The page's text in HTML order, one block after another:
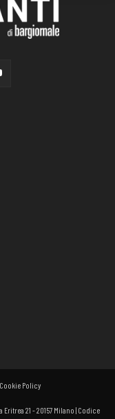
Cookie Policy
21 - 20157 Milano | Codice